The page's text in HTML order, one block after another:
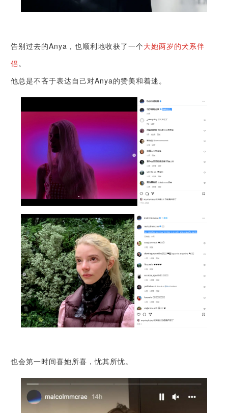
告别过去的Anya，也顺利地收获了一个大她两岁的犬系伴
侣 。
他总是不吝于表达自己对Anya的赞美和着迷。
也会第一时间喜她所喜，忧其所忧。